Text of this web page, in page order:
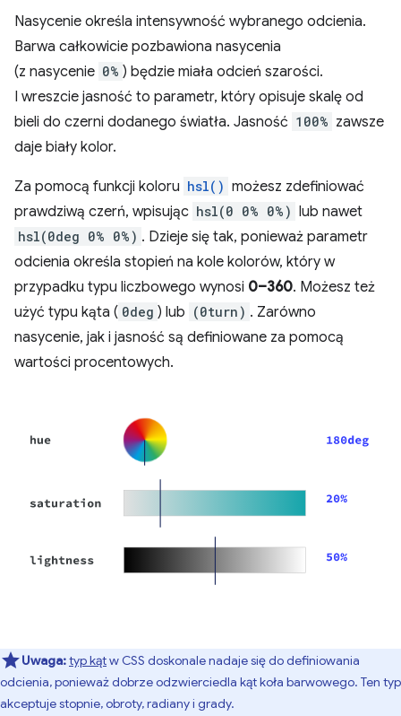
Nasycenie określa intensywność wybranego odcienia.
Barwa całkowicie pozbawiona nasycenia
(z nasycenie 0% ) będzie miała odcień szarości.
I wreszcie jasność to parametr, który opisuje skalę od
bieli do czerni dodanego światła. Jasność 100% zawsze
daje biały kolor.
Za pomocą funkcji koloru hsl() możesz zdefiniować
prawdziwą czerń, wpisując hsl(0 0% 0%) lub nawet
hsl(0deg 0% 0%) . Dzieje się tak, ponieważ parametr
odcienia określa stopień na kole kolorów, który w
przypadku typu liczbowego wynosi 0–360. Możesz też
użyć typu kąta ( 0deg ) lub (0turn) . Zarówno
nasycenie, jak i jasność są definiowane za pomocą
wartości procentowych.
Uwaga:typ kątw CSS doskonale nadaje się do definiowania
odcienia, ponieważ dobrze odzwierciedla kąt koła barwowego. Ten typ
akceptuje stopnie, obroty, radiany i grady.